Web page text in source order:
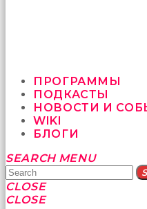
ПРОГРАММЫ
ПОДКАСТЫ
НОВОСТИ И
WIKI
БЛОГИ
Yatağa
bile
geçmeye
fırsat
SEARCH MENU
CLOSE
CLOSE